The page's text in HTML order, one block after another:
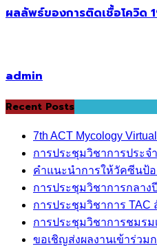
ผลลัพธ์ของการติดเชื้อโควิด
admin
Recent Posts
7th ACT Mycology
การประชุมวิชาการประ
คำแนะนำการให้วัคซีนป้
การประชุมวิชาการกลาง
การประชุมวิชาการ
การประชุมวิชาการชมรม
ขอเชิญส่งผลงานเข้าร่วม